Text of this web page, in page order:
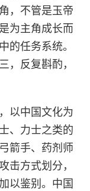
，不管是玉帝
为主角成长而
的任务系统。
，反复斟酌，
以中国文化为
、力士之类的
箭手、药剂师
击方式划分，
以鉴别。中国